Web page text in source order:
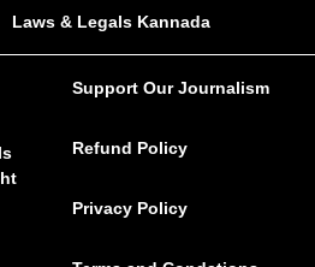
Laws & Legals Kannada
Support Our Journalism
Refund Policy
Privacy Policy